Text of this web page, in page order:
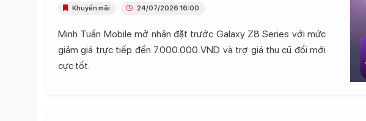
Minh Tuấn Mobile mở nhận đặt trước Galaxy Z8 Series với mức
giảm giá trực tiếp đến 7.000.000 VND và trợ giá thu cũ đổi mới
cực tốt.
Khuyến mãi 24/07/2026 16:00